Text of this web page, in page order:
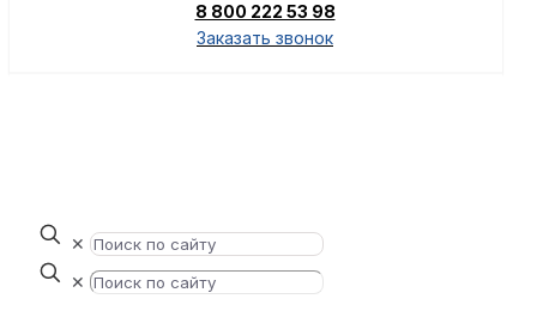
8 800 222 53 98
Заказать звонок
✕
✕